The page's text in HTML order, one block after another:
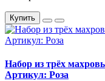
Купить
Набор из трёх
Артикул: Роза